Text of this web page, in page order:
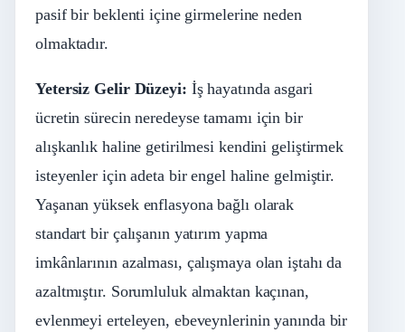
pasif bir beklenti içine girmelerine neden
olmaktadır.
Yetersiz Gelir Düzeyi: İş hayatında asgari
ücretin sürecin neredeyse tamamı için bir
alışkanlık haline getirilmesi kendini geliştirmek
isteyenler için adeta bir engel haline gelmiştir.
Yaşanan yüksek enflasyona bağlı olarak
standart bir çalışanın yatırım yapma
imkânlarının azalması, çalışmaya olan iştahı da
azaltmıştır. Sorumluluk almaktan kaçınan,
evlenmeyi erteleyen, ebeveynlerinin yanında bir